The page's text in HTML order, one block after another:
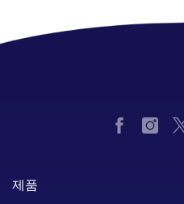
제품